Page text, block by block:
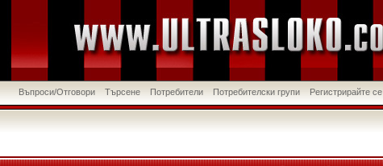
Въпроси/Отговори Търсене Потребители Потребителски групи Регистрирайте се